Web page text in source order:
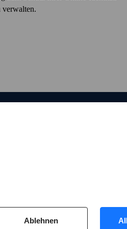
verwalten.
Kontaktieren Sie uns
Für Investoren
Ablehnen